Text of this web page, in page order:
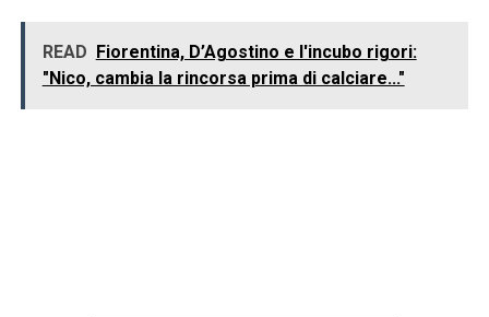
READ Fiorentina, D’Agostino e l'incubo rigori:
"Nico, cambia la rincorsa prima di calciare..."